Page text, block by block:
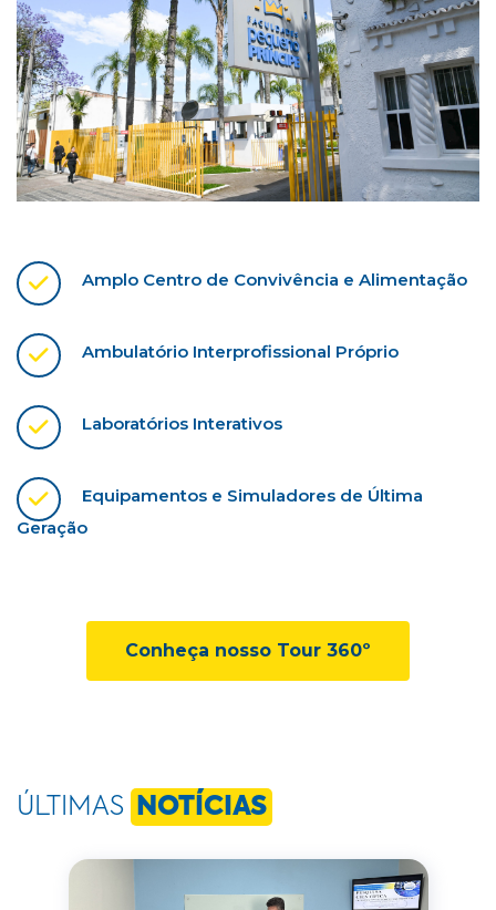
Amplo Centro de Convivência e Alimentação
Ambulatório Interprofissional Próprio
Laboratórios Interativos
Equipamentos e Simuladores de Última
Geração
Conheça nosso Tour 360º
ÚLTIMAS NOTÍCIAS